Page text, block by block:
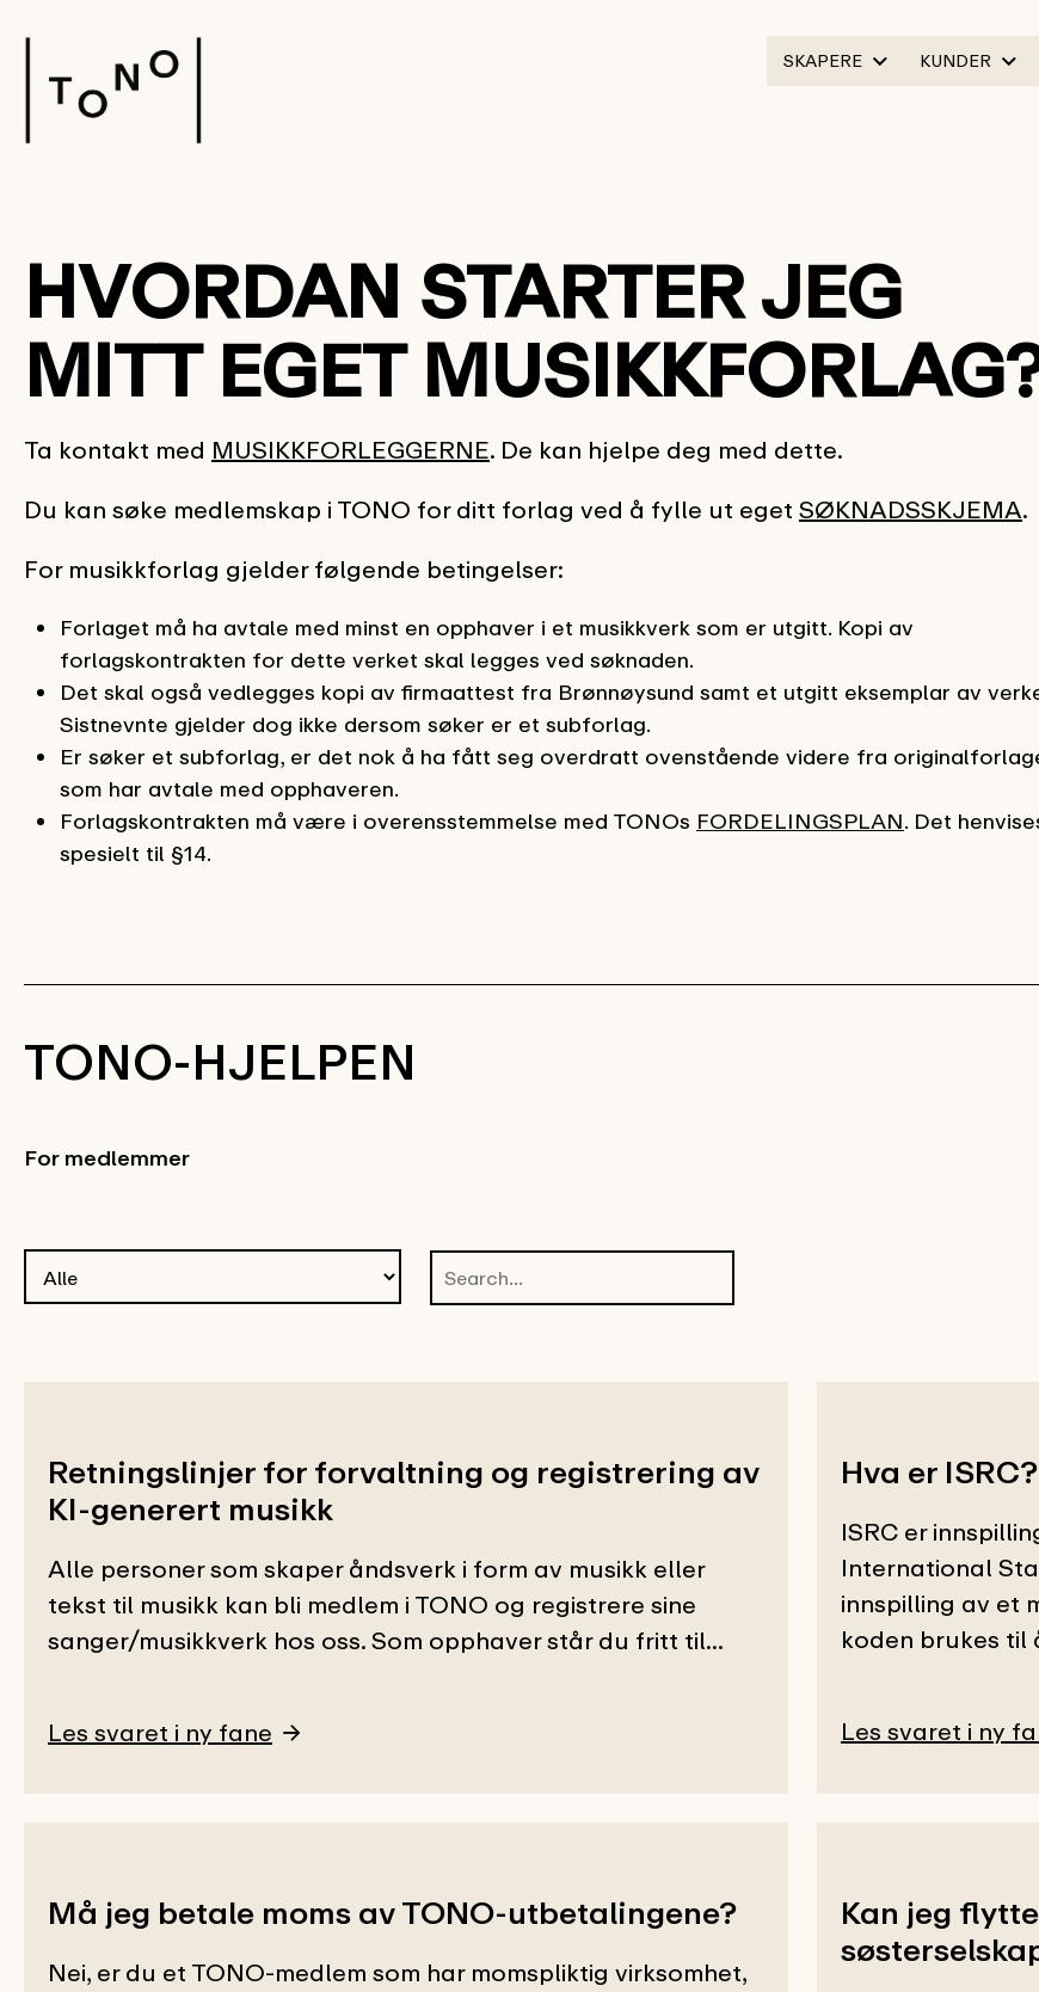
SKAPERE KUNDER
HVORDAN STARTER JEG
MITT EGET
Ta kontakt med MUSIKKFORLEGGERNE. De kan hjelpe deg med dette.
Du kan søke medlemskap i TONO for ditt forlag ved å fylle ut eget SØKNADSSKJEMA.
For musikkforlag gjelder følgende betingelser:
Forlaget må ha avtale med minst en opphaver i et musikkverk som er utgitt. Kopi av
forlagskontrakten for dette verket skal legges ved søknaden.
Det skal også vedlegges kopi av firmaattest fra Brønnøysund samt et utgitt eksemplar av
Sistnevnte gjelder dog ikke dersom søker er et subforlag.
Er søker et subforlag, er det nok å ha fått seg overdratt ovenstående videre fra
som har avtale med opphaveren.
Forlagskontrakten må være i overensstemmelse med TONOs FORDELINGSPLAN. Det
spesielt til §14.
TONO-HJELPEN
For medlemmer
Retningslinjer for forvaltning og registrering av
KI-generert musikk
Alle personer som skaper åndsverk i form av musikk eller
tekst til musikk kan bli medlem i TONO og registrere sine
sanger/musikkverk hos oss. Som opphaver står du fritt til...
Les svaret i ny fane
Hva er ISRC?
ISRC er
International
innspilling av et
koden brukes til
Les svaret i ny
Må jeg betale moms av TONO-utbetalingene?
Nei, er du et TONO-medlem som har momspliktig virksomhet,
Kan jeg